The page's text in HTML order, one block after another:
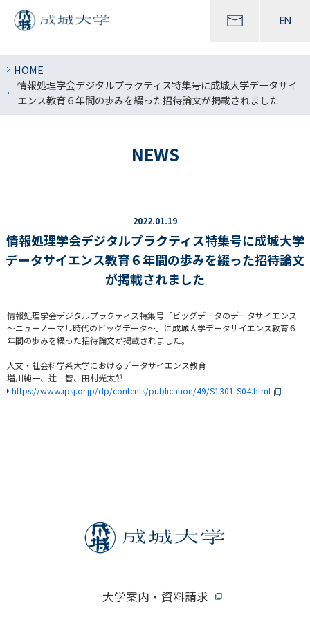
EN
HOME
情報処理学会デジタルプラクティス特集号に成城大学データサイ
エンス教育６年間の歩みを綴った招待論文が掲載されました
NEWS
2022.01.19
情報処理学会デジタルプラクティス特集号に成城大学
データサイエンス教育６年間の歩みを綴った招待論文
が掲載されました
情報処理学会デジタルプラクティス特集号「ビッグデータのデータサイエンス
～ニューノーマル時代のビッグデータ～」に成城大学データサイエンス教育６
年間の歩みを綴った招待論文が掲載されました。
人文・社会科学系大学におけるデータサイエンス教育
増川純一、辻 智、田村光太郎
https://www.ipsj.or.jp/dp/contents/publication/49/S1301-S04.html
大学案内・資料請求